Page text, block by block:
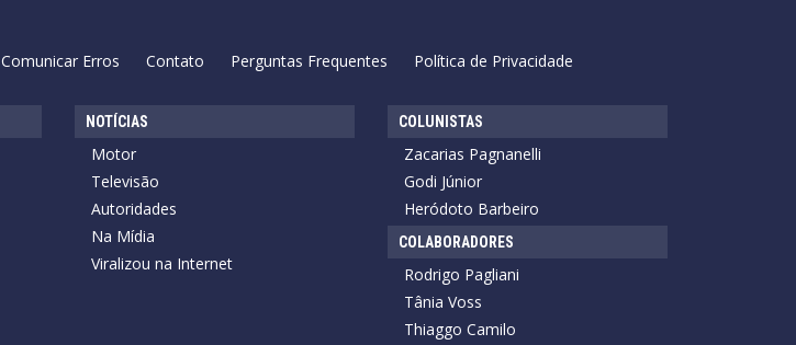
Comunicar Erros Contato Perguntas Frequentes Política de Privacidade
NOTÍCIAS
Motor
Televisão
Autoridades
Na Mídia
Viralizou na Internet
COLUNISTAS
Zacarias Pagnanelli
Godi Júnior
Heródoto Barbeiro
COLABORADORES
Rodrigo Pagliani
Tânia Voss
Thiaggo Camilo